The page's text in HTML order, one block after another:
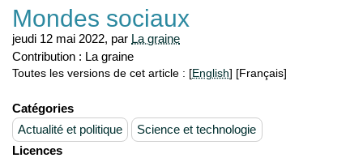
Mondes sociaux
jeudi 12 mai 2022, par La graine
Contribution : La graine
Toutes les versions de cet article : [English] [Français]
Catégories
Actualité et politique
Science et technologie
Licences